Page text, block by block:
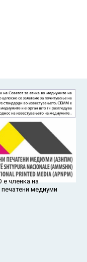
членка на
печатени медиуми